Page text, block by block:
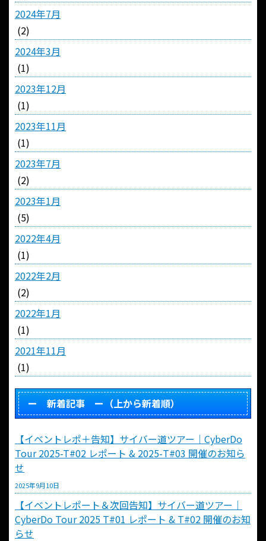
2024年7月
(2)
2024年3月
(1)
2023年12月
(1)
2023年11月
(1)
2023年7月
(2)
2023年1月
(5)
2022年4月
(1)
2022年2月
(2)
2022年1月
(1)
2021年11月
(1)
ー 新着記事 ー（上から新着順）
【イベントレポ＋告知】サイバー道ツアー｜CyberDo
Tour 2025-T#02 レポート & 2025-T#03 開催のお知ら
せ
2025年9月10日
【イベントレポート＆次回告知】サイバー道ツアー｜
CyberDo Tour 2025 T#01 レポート & T#02 開催のお知
らせ